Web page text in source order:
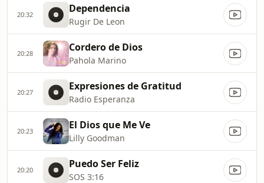
20:32 Dependencia
Rugir De Leon
20:28 Cordero de Dios
Pahola Marino
20:27 Expresiones de Gratitud
Radio Esperanza
20:23 El Dios que Me Ve
Lilly Goodman
20:20 Puedo Ser Feliz
SOS 3:16